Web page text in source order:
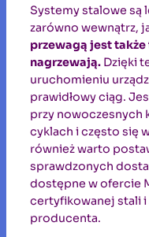
Systemy stalowe są
zarówno wewnątrz,
przewagą jest
nagrzewają. Dzięki
uruchomieniu
prawidłowy ciąg.
przy nowoczesnych
cyklach i często się
również warto
sprawdzonych
dostępne w ofercie
certyfikowanej stali
producenta.